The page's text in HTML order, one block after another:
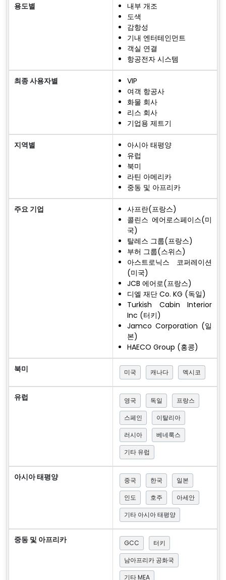
용도별
내부 개조
도색
감항성
기내 엔터테인먼트
객실 연결
항공전자 시스템
최종 사용자별
VIP
여객 항공사
화물 회사
리스 회사
기업용 제트기
지역별
아시아 태평양
유럽
북미
라틴 아메리카
중동 및 아프리카
주요 기업
사프란(프랑스)
콜린스 에어로스페이스(미
국)
탈레스 그룹(프랑스)
부허 그룹(스위스)
아스트로닉스 코퍼레이션
(미국)
JCB 에어로(프랑스)
디엘 재단 Co. KG (독일)
Turkish Cabin Interior
Inc (터키)
Jamco Corporation (일
본)
HAECO Group (홍콩)
북미 미국 캐나다 멕시코
유럽 영국 독일
프랑스
스페인
이탈리아
러시아
베네룩스
기타 유럽
아시아 태평양 중국 한국
일본
인도
호주
아세안
기타 아시아 태평양
중동 및 아프리카 GCC
터키
남아프리카 공화국
기타 MEA